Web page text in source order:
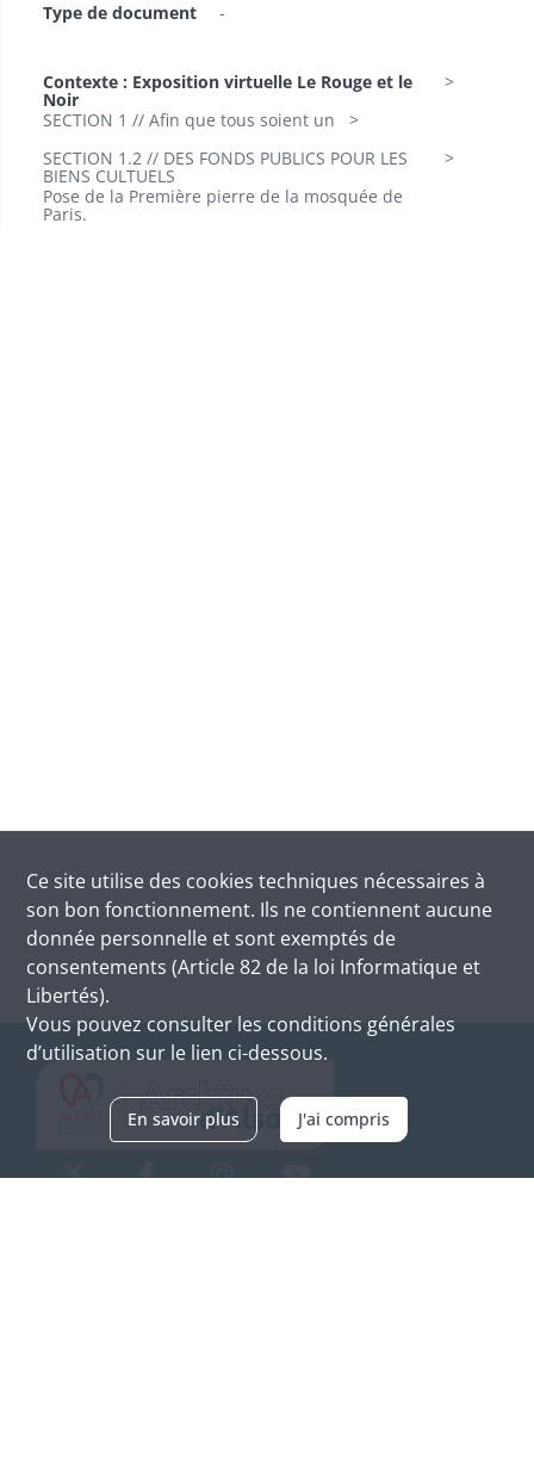
Type de document
-
Contexte : Exposition virtuelle Le Rouge et le
Noir
SECTION 1 // Afin que tous soient un
SECTION 1.2 // DES FONDS PUBLICS POUR LES
BIENS CULTUELS
Pose de la Première pierre de la mosquée de
Paris.
Ce site utilise des cookies techniques nécessaires à
son bon fonctionnement. Ils ne contiennent aucune
donnée personnelle et sont exemptés de
consentements (Article 82 de la loi Informatique et
Libertés).
Vous pouvez consulter les conditions générales
d’utilisation sur le lien ci-dessous.
En savoir plus J'ai compris